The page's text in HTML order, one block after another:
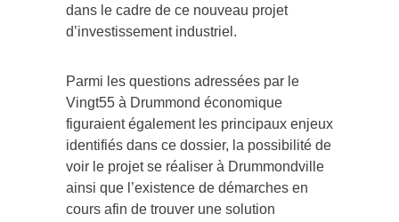
dans le cadre de ce nouveau projet
d’investissement industriel.
Parmi les questions adressées par le
Vingt55 à Drummond économique
figuraient également les principaux enjeux
identifiés dans ce dossier, la possibilité de
voir le projet se réaliser à Drummondville
ainsi que l’existence de démarches en
cours afin de trouver une solution